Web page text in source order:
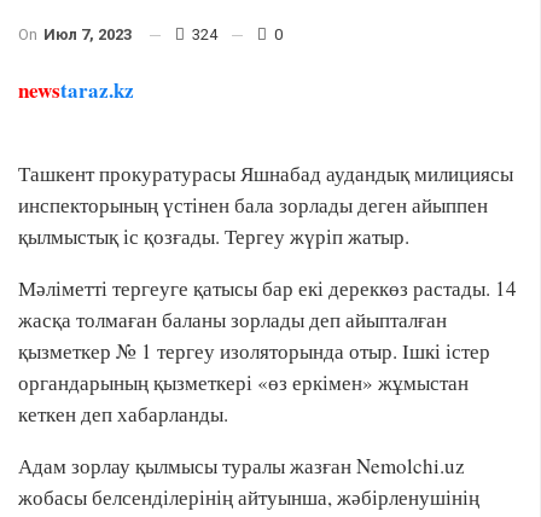
On Июл 7, 2023 324 0
newstaraz.kz
Ташкент прокуратурасы Яшнабад аудандық милициясы
инспекторының үстінен бала зорлады деген айыппен
қылмыстық іс қозғады. Тергеу жүріп жатыр.
Мәліметті тергеуге қатысы бар екі дереккөз растады. 14
жасқа толмаған баланы зорлады деп айыпталған
қызметкер № 1 тергеу изоляторында отыр. Ішкі істер
органдарының қызметкері «өз еркімен» жұмыстан
кеткен деп хабарланды.
Адам зорлау қылмысы туралы жазған Nemolchi.uz
жобасы белсенділерінің айтуынша, жәбірленушінің